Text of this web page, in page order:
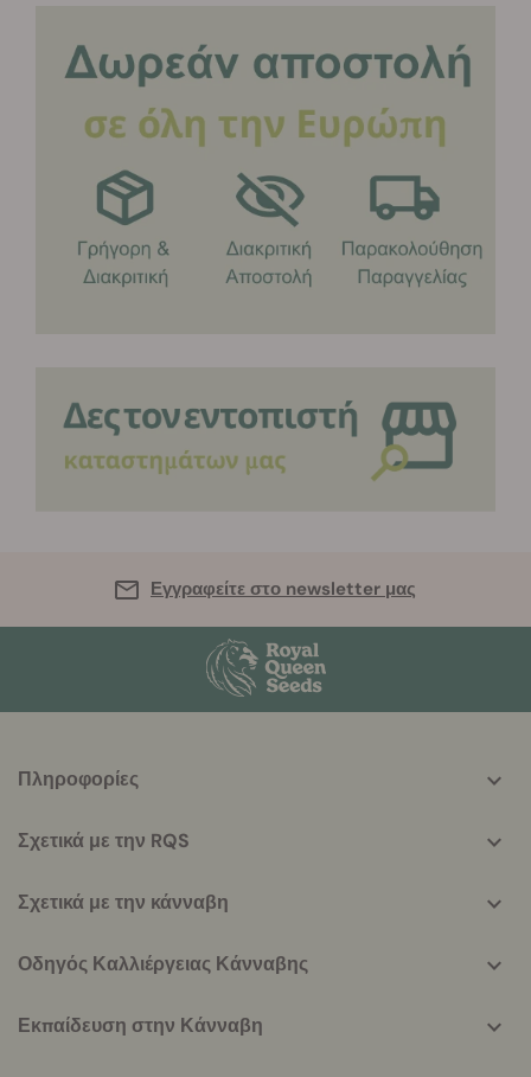
Εγγραφείτε στο newsletter μας
helpful
Πληροφορίες
Σχετικά με την RQS
Σχετικά με την κάνναβη
Οδηγός Καλλιέργειας Κάνναβης
Εκπαίδευση στην Κάνναβη